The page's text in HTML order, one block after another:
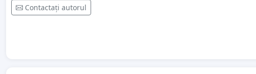
Contactați autorul